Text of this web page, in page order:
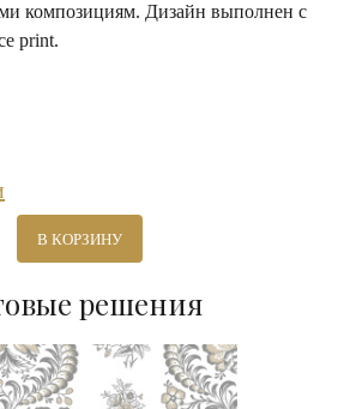
композициям. Дизайн выполнен с
print.
В КОРЗИНУ
решения